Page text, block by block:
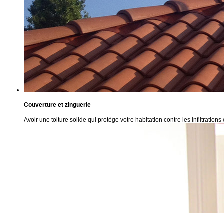
Couverture et zinguerie
Avoir une toiture solide qui protège votre habitation contre les infiltrations